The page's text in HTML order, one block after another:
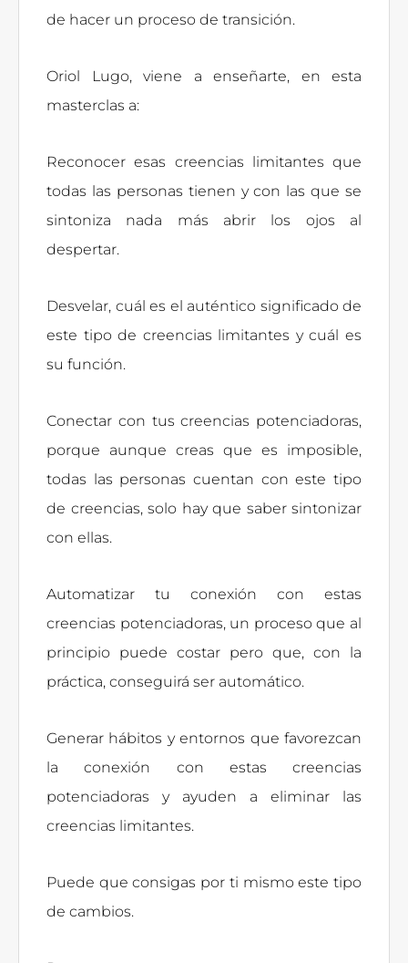
de hacer un proceso de transición.
Oriol Lugo, viene a enseñarte, en esta
masterclas a:
Reconocer esas creencias limitantes que
todas las personas tienen y con las que se
sintoniza nada más abrir los ojos al
despertar.
Desvelar, cuál es el auténtico significado de
este tipo de creencias limitantes y cuál es
su función.
Conectar con tus creencias potenciadoras,
porque aunque creas que es imposible,
todas las personas cuentan con este tipo
de creencias, solo hay que saber sintonizar
con ellas.
Automatizar tu conexión con estas
creencias potenciadoras, un proceso que al
principio puede costar pero que, con la
práctica, conseguirá ser automático.
Generar hábitos y entornos que favorezcan
la conexión con estas creencias
potenciadoras y ayuden a eliminar las
creencias limitantes.
Puede que consigas por ti mismo este tipo
de cambios.